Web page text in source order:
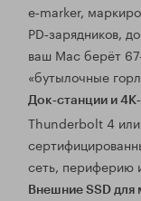
e‑marker,
PD‑зарядников,
ваш Mac берёт
«бутылочные
Док‑станции и
Thunderbolt 4
сеть, периферию
Внешние SSD